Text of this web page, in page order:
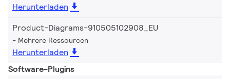
Herunterladen
Product-Diagrams-910505102908_EU
Mehrere Ressourcen
Herunterladen
Software-Plugins